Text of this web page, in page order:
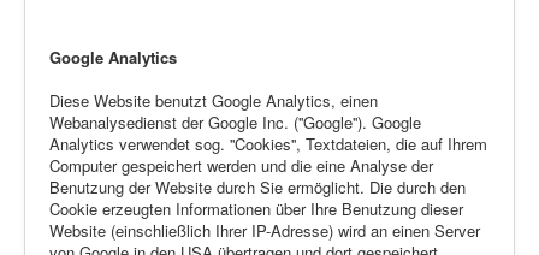
Google Analytics
Diese Website benutzt Google Analytics, einen
Webanalysedienst der Google Inc. (''Google''). Google
Analytics verwendet sog. ''Cookies'', Textdateien, die auf Ihrem
Computer gespeichert werden und die eine Analyse der
Benutzung der Website durch Sie ermöglicht. Die durch den
Cookie erzeugten Informationen über Ihre Benutzung dieser
Website (einschließlich Ihrer IP-Adresse) wird an einen Server